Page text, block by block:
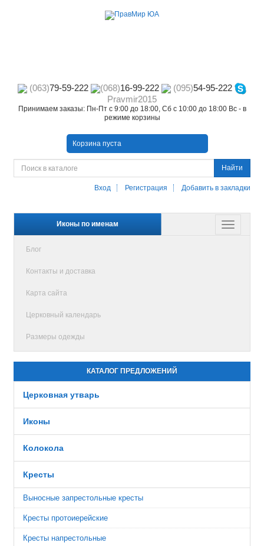
(063)79-59-222 (068)16-99-222 (095)54-95-222
Pravmir2015
Принимаем заказы: Пн-Пт с 9:00 до 18:00, Сб с 10:00 до 18:00 Вс - в
режиме корзины
Корзина пуста
Найти
Вход Регистрация Добавить в закладки
Иконы по именам
Блог
Контакты и доставка
Карта сайта
Церковный календарь
Размеры одежды
КАТАЛОГ ПРЕДЛОЖЕНИЙ
Церковная утварь
Иконы
Колокола
Кресты
Выносные запрестольные кресты
Кресты протоиерейские
Кресты напрестольные